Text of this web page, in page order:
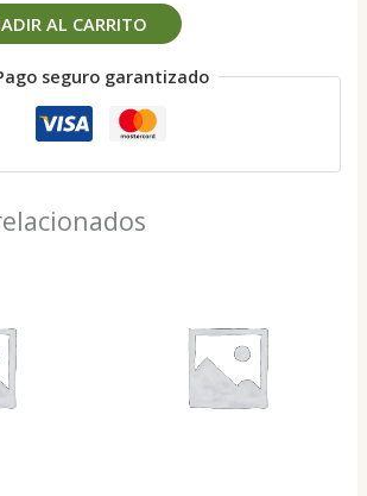
AL CARRITO
seguro garantizado